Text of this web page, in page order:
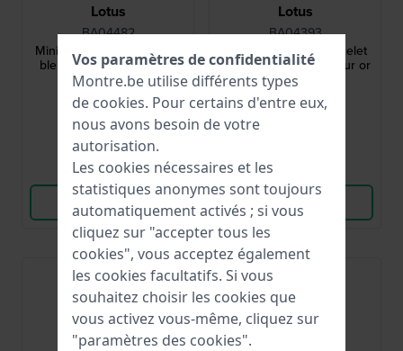
Lotus
BA04482
Minimalist 20 mm Bracelet
bleu en acier inoxydable
40,00 €
● En stock
Comparer
Voir les produits
Lotus
BA04393
Smartime 20 mm Bracelet
en maille d'acier couleur or
rose
32,00 €
Voir les produits
Vos paramètres de confidentialité
Montre.be utilise différents types
de cookies. Pour certains d'entre eux,
nous avons besoin de votre
autorisation.
Les cookies nécessaires et les
statistiques anonymes sont toujours
automatiquement activés ; si vous
cliquez sur "accepter tous les
cookies", vous acceptez également
les cookies facultatifs. Si vous
souhaitez choisir les cookies que
vous activez vous-même, cliquez sur
"paramètres des cookies".